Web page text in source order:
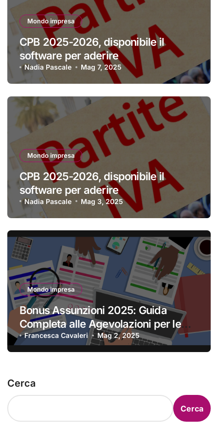
Mondo impresa
CPB 2025-2026, disponibile il
software per aderire
Nadia Pascale Mag 7, 2025
Mondo impresa
CPB 2025-2026, disponibile il
software per aderire
Nadia Pascale Mag 3, 2025
Mondo impresa
Bonus Assunzioni 2025: Guida
Completa alle Agevolazioni per le
Imprese
Francesca Cavaleri Mag 2, 2025
Cerca
Cerca